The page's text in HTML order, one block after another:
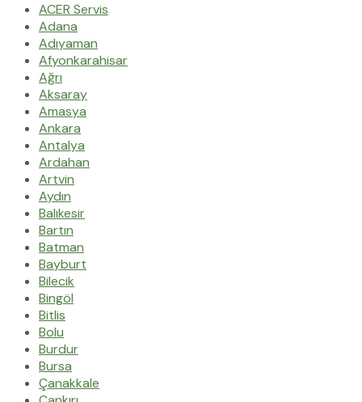
ACER Servis
Adana
Adıyaman
Afyonkarahisar
Ağrı
Aksaray
Amasya
Ankara
Antalya
Ardahan
Artvin
Aydın
Balıkesir
Bartın
Batman
Bayburt
Bilecik
Bingöl
Bitlis
Bolu
Burdur
Bursa
Çanakkale